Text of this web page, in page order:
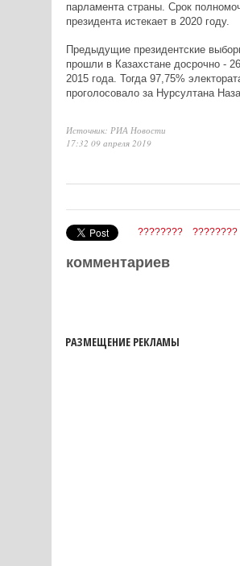
парламента страны. Срок
президента истекает в 2020 году.
Предыдущие президентские
прошли в Казахстане досрочно -
2015 года. Тогда 97,75%
проголосовало за Нурсултана
Источник: РИА Новости
17:32 09 апреля 2019
???????? ????????
комментариев
РАЗМЕЩЕНИЕ РЕКЛАМЫ